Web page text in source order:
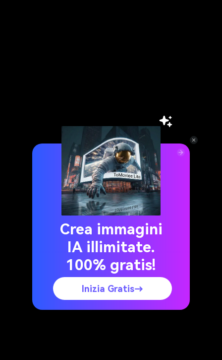
Crea immagini
IA illimitate.
100% gratis!
Inizia Gratis→